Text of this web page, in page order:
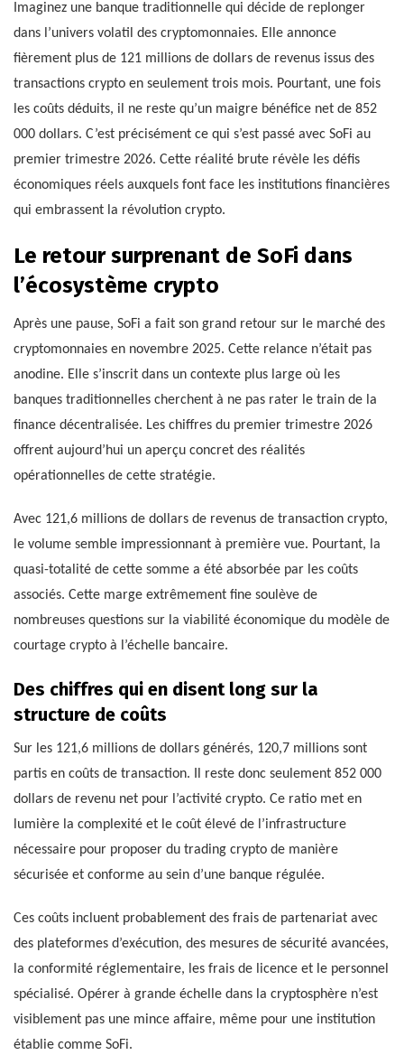
Imaginez une banque traditionnelle qui décide de replonger
dans l’univers volatil des cryptomonnaies. Elle annonce
fièrement plus de 121 millions de dollars de revenus issus des
transactions crypto en seulement trois mois. Pourtant, une fois
les coûts déduits, il ne reste qu’un maigre bénéfice net de 852
000 dollars. C’est précisément ce qui s’est passé avec SoFi au
premier trimestre 2026. Cette réalité brute révèle les défis
économiques réels auxquels font face les institutions financières
qui embrassent la révolution crypto.
Le retour surprenant de SoFi dans
l’écosystème crypto
Après une pause, SoFi a fait son grand retour sur le marché des
cryptomonnaies en novembre 2025. Cette relance n’était pas
anodine. Elle s’inscrit dans un contexte plus large où les
banques traditionnelles cherchent à ne pas rater le train de la
finance décentralisée. Les chiffres du premier trimestre 2026
offrent aujourd’hui un aperçu concret des réalités
opérationnelles de cette stratégie.
Avec 121,6 millions de dollars de revenus de transaction crypto,
le volume semble impressionnant à première vue. Pourtant, la
quasi-totalité de cette somme a été absorbée par les coûts
associés. Cette marge extrêmement fine soulève de
nombreuses questions sur la viabilité économique du modèle de
courtage crypto à l’échelle bancaire.
Des chiffres qui en disent long sur la
structure de coûts
Sur les 121,6 millions de dollars générés, 120,7 millions sont
partis en coûts de transaction. Il reste donc seulement 852 000
dollars de revenu net pour l’activité crypto. Ce ratio met en
lumière la complexité et le coût élevé de l’infrastructure
nécessaire pour proposer du trading crypto de manière
sécurisée et conforme au sein d’une banque régulée.
Ces coûts incluent probablement des frais de partenariat avec
des plateformes d’exécution, des mesures de sécurité avancées,
la conformité réglementaire, les frais de licence et le personnel
spécialisé. Opérer à grande échelle dans la cryptosphère n’est
visiblement pas une mince affaire, même pour une institution
établie comme SoFi.